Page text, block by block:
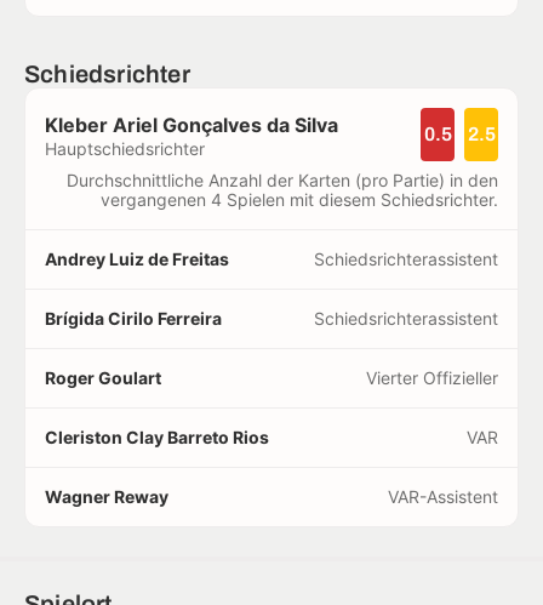
Schiedsrichter
Kleber Ariel Gonçalves da Silva
Hauptschiedsrichter
0.5 2.5
Durchschnittliche Anzahl der Karten (pro Partie) in den
vergangenen 4 Spielen mit diesem Schiedsrichter.
Andrey Luiz de Freitas Schiedsrichterassistent
Brígida Cirilo Ferreira Schiedsrichterassistent
Roger Goulart Vierter Offizieller
Cleriston Clay Barreto Rios VAR
Wagner Reway VAR-Assistent